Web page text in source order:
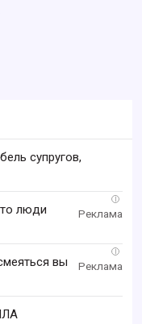
супругов,
i
люди
i
вы